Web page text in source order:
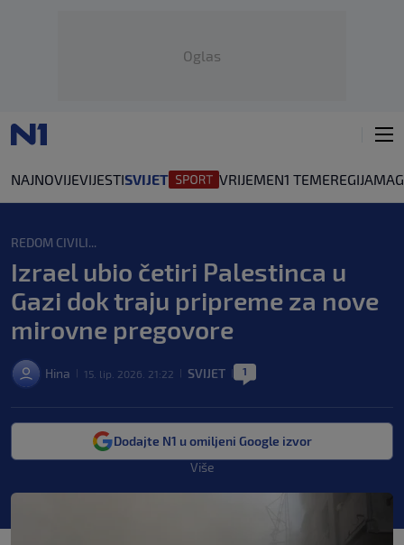
Oglas
NAJNOVIJEVIJESTISVIJET VRIJEMEN1 TEMEREGIJA
REDOM CIVILI...
Izrael ubio četiri Palestinca u
Gazi dok traju pripreme za nove
mirovne pregovore
Hina 15. lip. 2026. 21:22 SVIJET 1
Dodajte N1 u omiljeni Google izvor
Više